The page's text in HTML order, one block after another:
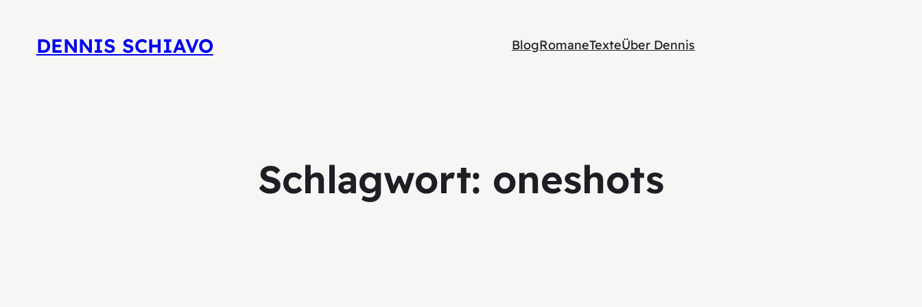
DENNIS SCHIAVO BlogRomaneTexteÜber Dennis
Schlagwort: oneshots